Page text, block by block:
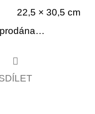
22,5 × 30,5 cm